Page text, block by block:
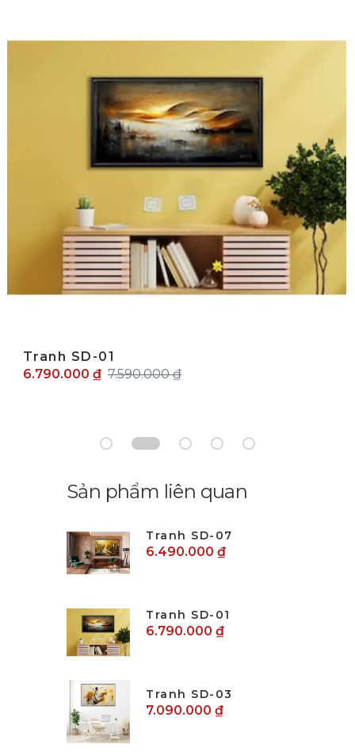
Tranh SD-01
6.790.000 ₫ 7.590.000 ₫
Sản phẩm liên quan
Tranh SD-07
6.490.000 ₫
Tranh SD-01
6.790.000 ₫
Tranh SD-03
7.090.000 ₫